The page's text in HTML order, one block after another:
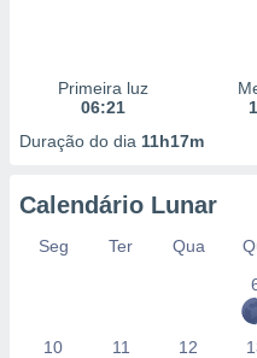
Primeira luz
06:21
Duração do dia 11h17m
Calendário Lunar
Seg Ter Qua
10 11 12